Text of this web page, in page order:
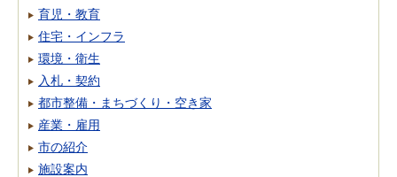
育児・教育
住宅・インフラ
環境・衛生
入札・契約
都市整備・まちづくり・空き家
産業・雇用
市の紹介
施設案内